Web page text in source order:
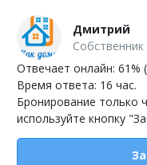
Дмитрий
Собственник
Отвечает онлайн: 61% (
Время ответа: 16 час.
Бронирование только
используйте кнопку